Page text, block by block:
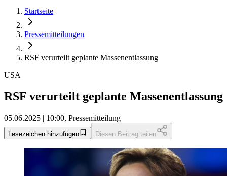
Startseite
Pressemitteilungen
RSF verurteilt geplante Massenentlassung
USA
RSF verurteilt geplante Massenentlassung
05.06.2025 | 10:00, Pressemitteilung
Lesezeichen hinzufügen Diesen Beitrag teilen